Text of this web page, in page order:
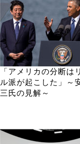
「アメリカの分断は
ル派が起こした」～
三氏の見解～